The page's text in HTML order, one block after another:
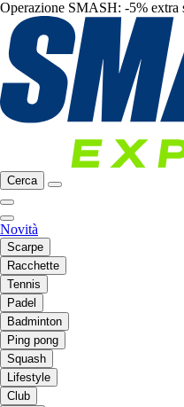
Operazione SMASH: -5% extra
Cerca
Novità
Scarpe
Racchette
Tennis
Padel
Badminton
Ping pong
Squash
Lifestyle
Club